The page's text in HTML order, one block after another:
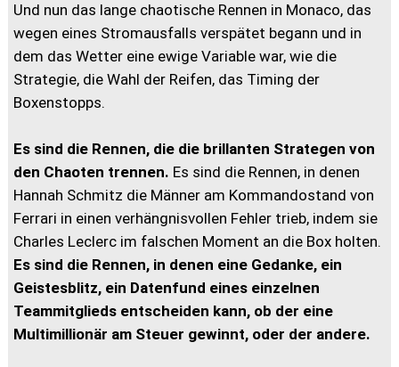
Und nun das lange chaotische Rennen in Monaco, das
wegen eines Stromausfalls verspätet begann und in
dem das Wetter eine ewige Variable war, wie die
Strategie, die Wahl der Reifen, das Timing der
Boxenstopps.
Es sind die Rennen, die die brillanten Strategen von
den Chaoten trennen. Es sind die Rennen, in denen
Hannah Schmitz die Männer am Kommandostand von
Ferrari in einen verhängnisvollen Fehler trieb, indem sie
Charles Leclerc im falschen Moment an die Box holten.
Es sind die Rennen, in denen eine Gedanke, ein
Geistesblitz, ein Datenfund eines einzelnen
Teammitglieds entscheiden kann, ob der eine
Multimillionär am Steuer gewinnt, oder der andere.